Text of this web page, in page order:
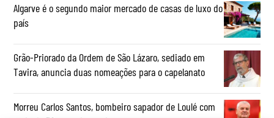
Algarve é o segundo maior mercado de casas de luxo do
país
Grão-Priorado da Ordem de São Lázaro, sediado em
Tavira, anuncia duas nomeações para o capelanato
Morreu Carlos Santos, bombeiro sapador de Loulé com